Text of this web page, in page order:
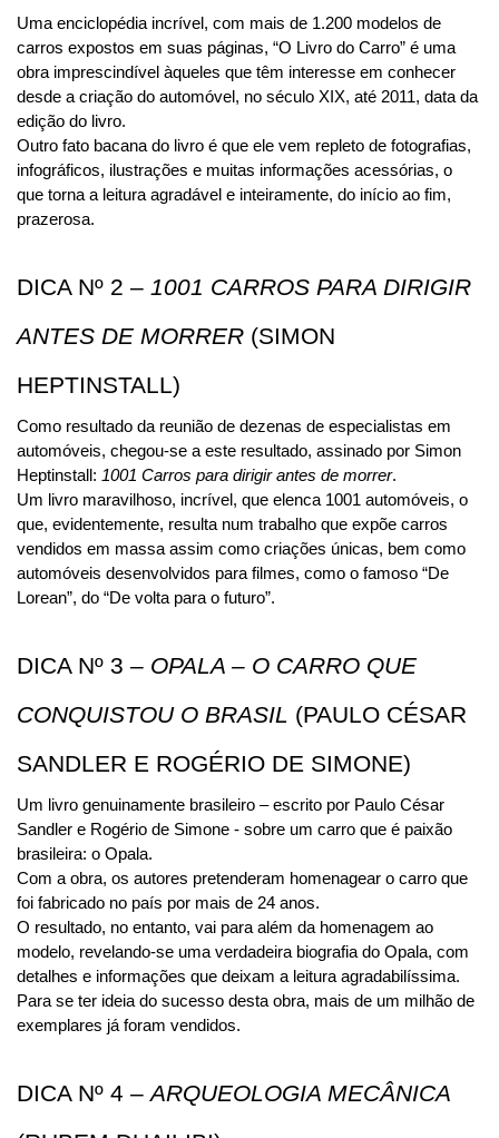
Uma enciclopédia incrível, com mais de 1.200 modelos de
carros expostos em suas páginas, “O Livro do Carro” é uma
obra imprescindível àqueles que têm interesse em conhecer
desde a criação do automóvel, no século XIX, até 2011, data da
edição do livro.
Outro fato bacana do livro é que ele vem repleto de fotografias,
infográficos, ilustrações e muitas informações acessórias, o
que torna a leitura agradável e inteiramente, do início ao fim,
prazerosa.
DICA Nº 2 – 1001 CARROS PARA DIRIGIR
ANTES DE MORRER (SIMON
HEPTINSTALL)
Como resultado da reunião de dezenas de especialistas em
automóveis, chegou-se a este resultado, assinado por Simon
Heptinstall: 1001 Carros para dirigir antes de morrer.
Um livro maravilhoso, incrível, que elenca 1001 automóveis, o
que, evidentemente, resulta num trabalho que expõe carros
vendidos em massa assim como criações únicas, bem como
automóveis desenvolvidos para filmes, como o famoso “De
Lorean”, do “De volta para o futuro”.
DICA Nº 3 – OPALA – O CARRO QUE
CONQUISTOU O BRASIL (PAULO CÉSAR
SANDLER E ROGÉRIO DE SIMONE)
Um livro genuinamente brasileiro – escrito por Paulo César
Sandler e Rogério de Simone - sobre um carro que é paixão
brasileira: o Opala.
Com a obra, os autores pretenderam homenagear o carro que
foi fabricado no país por mais de 24 anos.
O resultado, no entanto, vai para além da homenagem ao
modelo, revelando-se uma verdadeira biografia do Opala, com
detalhes e informações que deixam a leitura agradabilíssima.
Para se ter ideia do sucesso desta obra, mais de um milhão de
exemplares já foram vendidos.
DICA Nº 4 – ARQUEOLOGIA MECÂNICA